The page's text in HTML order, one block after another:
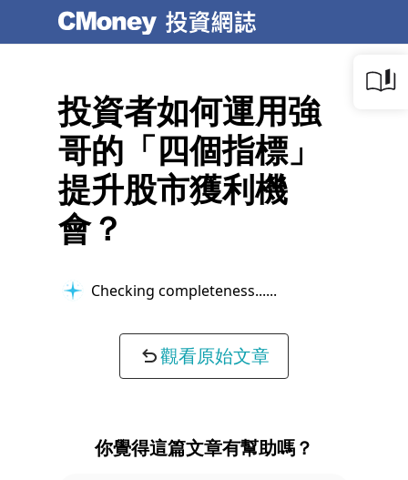
投資者如何運用強
哥的「四個指標」
提升股市獲利機
會？
Checking completeness...
觀看原始文章
你覺得這篇文章有幫助嗎？